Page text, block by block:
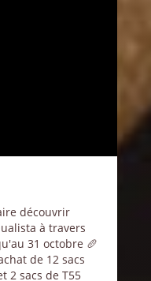
découvrir
à travers
31 octobre 🥖
de 12 sacs
2 sacs de T55